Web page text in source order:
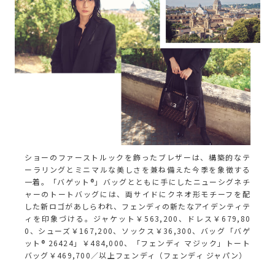
ショーのファーストルックを飾ったブレザーは、構築的なテ
ーラリングとミニマルな美しさを兼ね備えた今季を象徴する
一着。「バゲット®」バッグとともに手にしたニューシグネチ
ャーのトートバッグには、両サイドにクネオ形モチーフを配
した新ロゴがあしらわれ、フェンディの新たなアイデンティテ
ィを印象づける。ジャケット￥563,200、ドレス￥679,80
0、シューズ￥167,200、ソックス￥36,300、バッグ「バゲ
ット® 26424」￥484,000、「フェンディ マジック」トート
バッグ￥469,700／以上フェンディ（フェンディ ジャパン）